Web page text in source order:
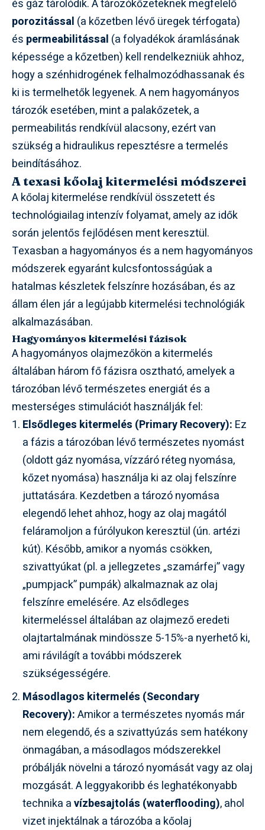
és gáz tárolódik. A tározókőzeteknek megfelelő
porozitással (a kőzetben lévő üregek térfogata)
és permeabilitással (a folyadékok áramlásának
képessége a kőzetben) kell rendelkezniük ahhoz,
hogy a szénhidrogének felhalmozódhassanak és
ki is termelhetők legyenek. A nem hagyományos
tározók esetében, mint a palakőzetek, a
permeabilitás rendkívül alacsony, ezért van
szükség a hidraulikus repesztésre a termelés
beindításához.
A texasi kőolaj kitermelési módszerei
A kőolaj kitermelése rendkívül összetett és
technológiailag intenzív folyamat, amely az idők
során jelentős fejlődésen ment keresztül.
Texasban a hagyományos és a nem hagyományos
módszerek egyaránt kulcsfontosságúak a
hatalmas készletek felszínre hozásában, és az
állam élen jár a legújabb kitermelési technológiák
alkalmazásában.
Hagyományos kitermelési fázisok
A hagyományos olajmezőkön a kitermelés
általában három fő fázisra osztható, amelyek a
tározóban lévő természetes energiát és a
mesterséges stimulációt használják fel:
Elsődleges kitermelés (Primary Recovery): Ez
a fázis a tározóban lévő természetes nyomást
(oldott gáz nyomása, vízzáró réteg nyomása,
kőzet nyomása) használja ki az olaj felszínre
juttatására. Kezdetben a tározó nyomása
elegendő lehet ahhoz, hogy az olaj magától
feláramoljon a fúrólyukon keresztül (ún. artézi
kút). Később, amikor a nyomás csökken,
szivattyúkat (pl. a jellegzetes „szamárfej” vagy
„pumpjack” pumpák) alkalmaznak az olaj
felszínre emelésére. Az elsődleges
kitermeléssel általában az olajmező eredeti
olajtartalmának mindössze 5-15%-a nyerhető ki,
ami rávilágít a további módszerek
szükségességére.
Másodlagos kitermelés (Secondary
Recovery):Amikor a természetes nyomás már
nem elegendő, és a szivattyúzás sem hatékony
önmagában, a másodlagos módszerekkel
próbálják növelni a tározó nyomását vagy az olaj
mozgását. A leggyakoribb és leghatékonyabb
technika avízbesajtolás (waterflooding), ahol
vizet injektálnak a tározóba a kőolaj